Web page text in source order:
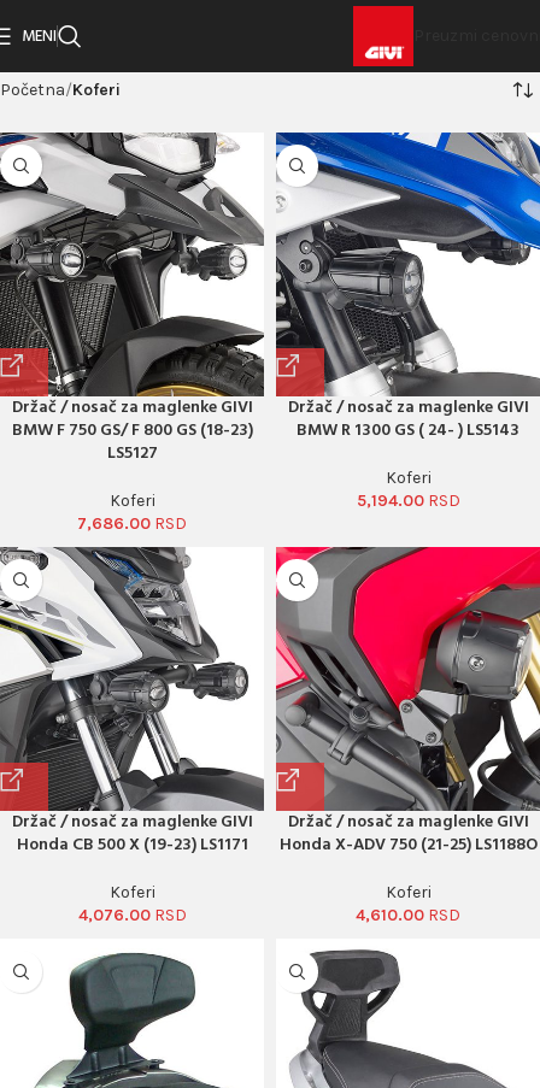
MENI
Početna Koferi
Držač / nosač za maglenke GIVI
BMW F 750 GS/ F 800 GS (18-23)
LS5127
Koferi
7,686.00
Držač / nosač za maglenke GIVI
BMW R 1300 GS ( 24- ) LS5143
Koferi
5,194.00
Držač / nosač za maglenke GIVI
Honda CB 500 X (19-23) LS1171
Koferi
4,076.00
Držač / nosač za maglenke GIVI
Honda X-ADV 750 (21-25) LS1188O
Koferi
4,610.00